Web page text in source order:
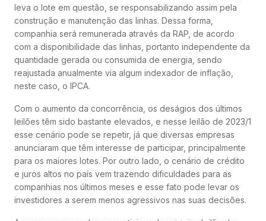
leva o lote em questão, se responsabilizando assim pela
construção e manutenção das linhas. Dessa forma,
companhia será remunerada através da RAP, de acordo
com a disponibilidade das linhas, portanto independente da
quantidade gerada ou consumida de energia, sendo
reajustada anualmente via algum indexador de inflação,
neste caso, o IPCA.
Com o aumento da concorrência, os deságios dos últimos
leilões têm sido bastante elevados, e nesse leilão de 2023/1
esse cenário pode se repetir, já que diversas empresas
anunciaram que têm interesse de participar, principalmente
para os maiores lotes. Por outro lado, o cenário de crédito
e juros altos no país vem trazendo dificuldades para as
companhias nos últimos meses e esse fato pode levar os
investidores a serem menos agressivos nas suas decisões.